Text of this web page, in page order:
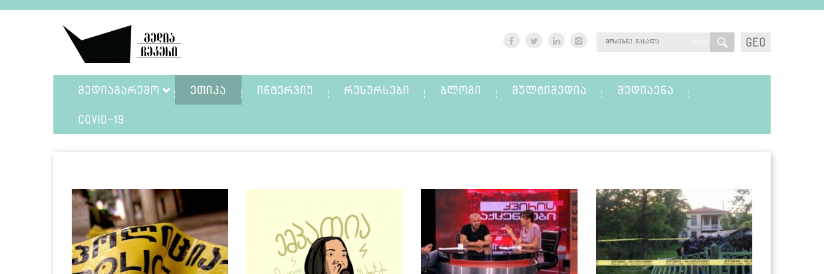
GEO
ᲛᲔᲓᲘᲐᲒᲐᲠᲔᲛᲝ ᲔᲗᲘᲙᲐ ᲘᲜᲢᲔᲠᲕᲘᲣ ᲠᲔᲡᲣᲠᲡᲔᲑᲘ ᲑᲚᲝᲒᲘ ᲛᲣᲚᲢᲘᲛᲔᲓᲘᲐ ᲛᲔᲓᲘᲐᲔᲜᲐ
COVID-19